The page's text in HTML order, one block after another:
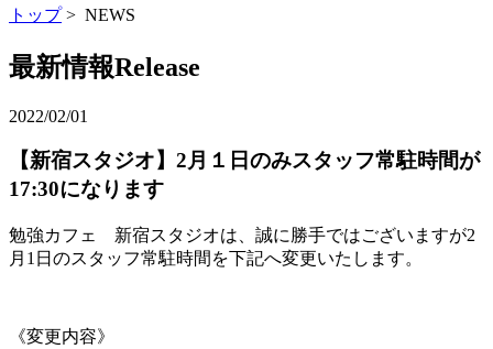
トップ> NEWS
最新情報Release
2022/02/01
【新宿スタジオ】2月１日のみスタッフ常駐時間が
17:30になります
勉強カフェ 新宿スタジオは、誠に勝手ではございますが2
月1日のスタッフ常駐時間を下記へ変更いたします。
《変更内容》